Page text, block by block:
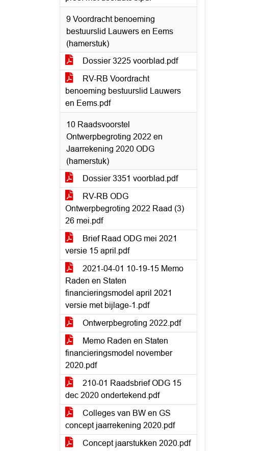
9 Voordracht benoeming
bestuurslid Lauwers en Eems
(hamerstuk)
Dossier 3225 voorblad.pdf
RV-RB Voordracht
benoeming bestuurslid Lauwers
en Eems.pdf
10 Raadsvoorstel
Ontwerpbegroting 2022 en
Jaarrekening 2020 ODG
(hamerstuk)
Dossier 3351 voorblad.pdf
RV-RB ODG
Ontwerpbegroting 2022 Raad (3)
26 mei.pdf
Brief Raad ODG mei 2021
versie 15 april.pdf
2021-04-01 10-19-15 Memo
Raden en Staten
financieringsmodel april 2021
versie met bijlage-1.pdf
Ontwerpbegroting 2022.pdf
Memo Raden en Staten
financieringsmodel november
2020.pdf
210-01 Raadsbrief ODG 15
dec 2020 ondertekend.pdf
Colleges van BW en GS
concept jaarrekening 2020.pdf
Concept jaarstukken 2020.pdf